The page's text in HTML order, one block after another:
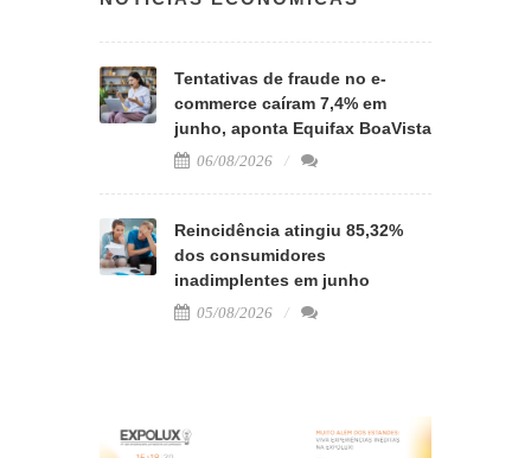
Tentativas de fraude no e-
commerce caíram 7,4% em
junho, aponta Equifax BoaVista
06/08/2026
Reincidência atingiu 85,32%
dos consumidores
inadimplentes em junho
05/08/2026